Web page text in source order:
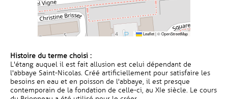
Leaflet|©OpenStreetMap
Histoire du terme choisi :
L'étang auquel il est fait allusion est celui dépendant de
l'abbaye Saint-Nicolas. Créé artificiellement pour satisfaire les
besoins en eau et en poisson de l'abbaye, il est presque
contemporain de la fondation de celle-ci, au XIe siècle. Le cours